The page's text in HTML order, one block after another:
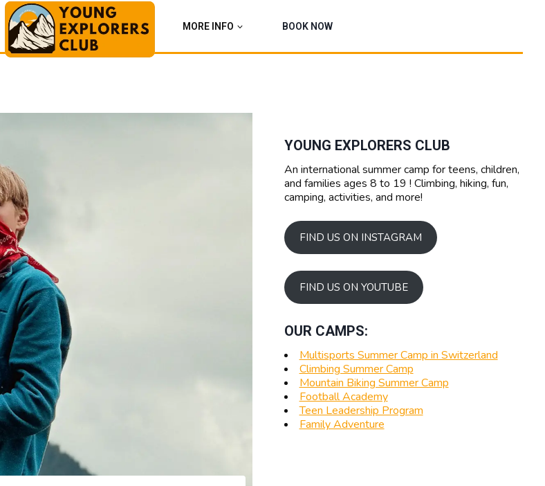
MORE INFO BOOK NOW
YOUNG EXPLORERS CLUB
An international summer camp for teens, children,
and families ages 8 to 19 ! Climbing, hiking, fun,
camping, activities, and more!
FIND US ON INSTAGRAM
FIND US ON YOUTUBE
OUR CAMPS:
Multisports Summer Camp in Switzerland
Climbing Summer Camp
Mountain Biking Summer Camp
Football Academy
Teen Leadership Program
Family Adventure